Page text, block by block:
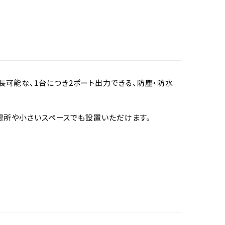
能な、1台につき2ポート出力できる、防塵・防水
や小さいスペースでも設置いただけます。